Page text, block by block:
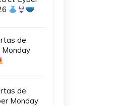
de
Monday
de
Monday